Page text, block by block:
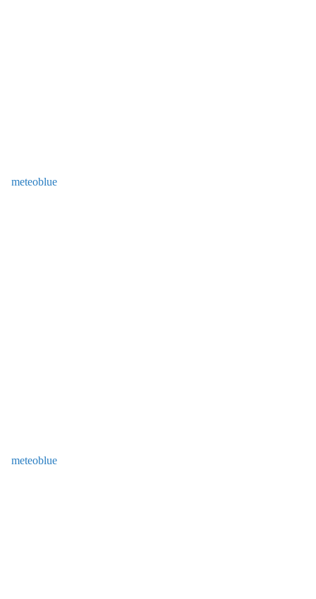
meteoblue
meteoblue